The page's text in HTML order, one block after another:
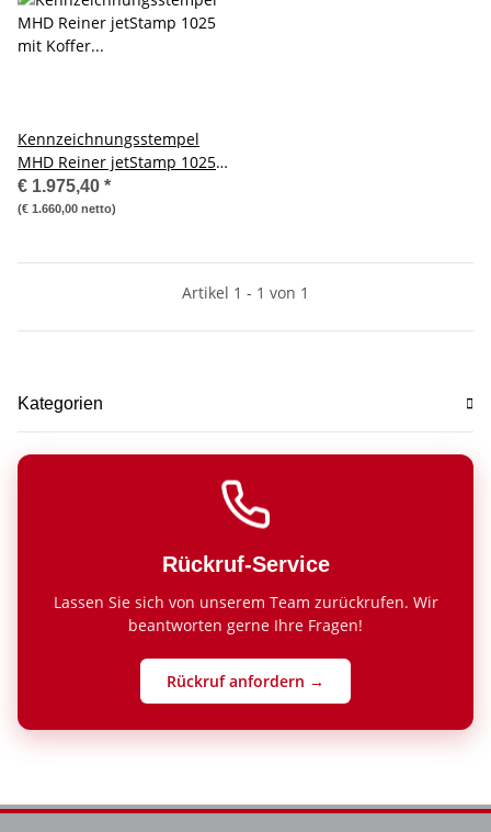
Kennzeichnungsstempel
MHD Reiner jetStamp 1025
mit Koffer jetSafe Basic
€ 1.975,40 *
(€ 1.660,00 netto)
Artikel 1 - 1 von 1
Kategorien
Rückruf-Service
Lassen Sie sich von unserem Team zurückrufen. Wir
beantworten gerne Ihre Fragen!
Rückruf anfordern →